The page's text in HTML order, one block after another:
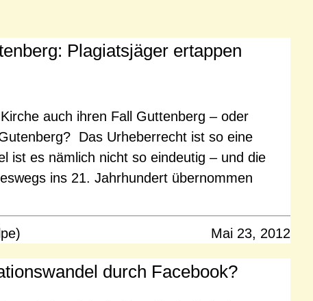
Plagiatsjäger ertappen
auch ihren Fall Guttenberg – oder
Das Urheberrecht ist so eine
ist es nämlich nicht so eindeutig – und die
ins 21. Jahrhundert übernommen
Mai 23, 2012
durch Facebook?